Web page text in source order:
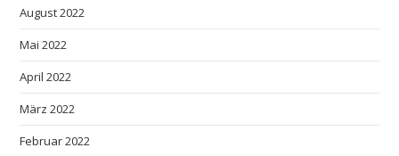
August 2022
Mai 2022
April 2022
März 2022
Februar 2022